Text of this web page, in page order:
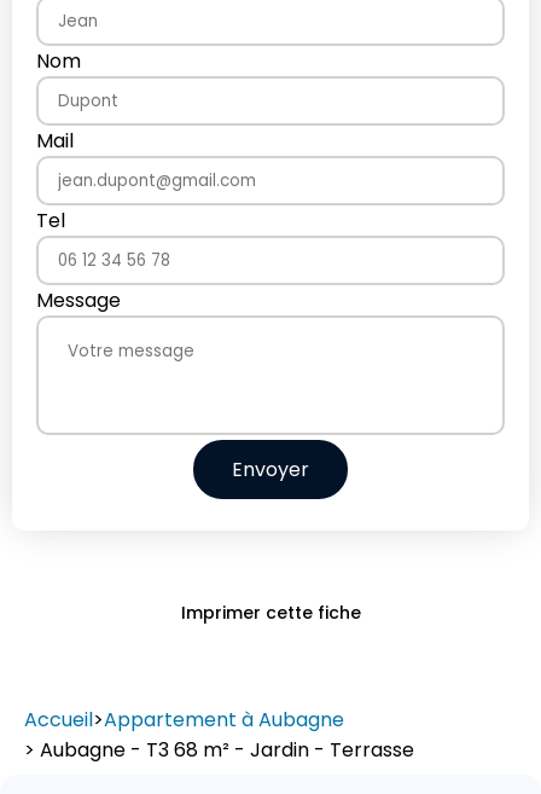
Nom
Mail
Tel
Message
Envoyer
Imprimer cette fiche
Accueil>Appartement à Aubagne
> Aubagne - T3 68 m² - Jardin - Terrasse